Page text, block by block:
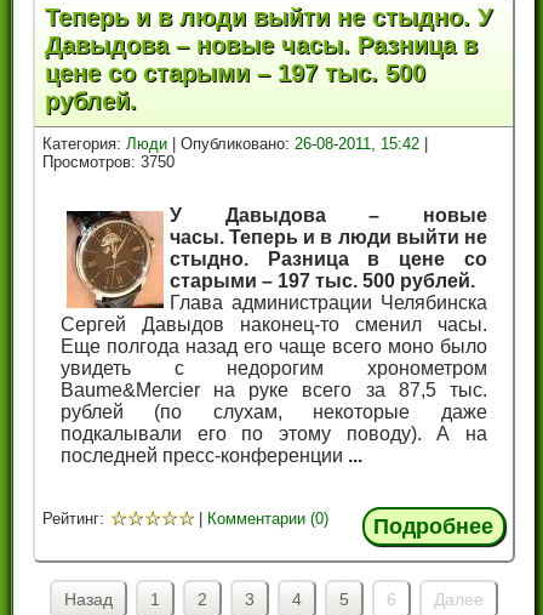
Теперь и в люди выйти не стыдно. У
Давыдова – новые часы. Разница в
цене со старыми – 197 тыс. 500
рублей.
Категория: Люди | Опубликовано: 26-08-2011, 15:42
Просмотров: 3750
У Давыдова – новые
часы.Теперь и в люди выйти не
стыдно. Разница в цене со
старыми – 197 тыс. 500 рублей.
Глава администрации Челябинска
Сергей Давыдов наконец-то сменил часы.
Еще полгода назад его чаще всего моно было
увидеть с недорогим хронометром
Baume&Mercier на руке всего за 87,5 тыс.
рублей (по слухам, некоторые даже
подкалывали его по этому поводу). А на
последней пресс-конференции ...
Рейтинг: ☆☆☆☆☆ Комментарии (0) Подробнее
Назад 1 2 3 4 5 6 Далее